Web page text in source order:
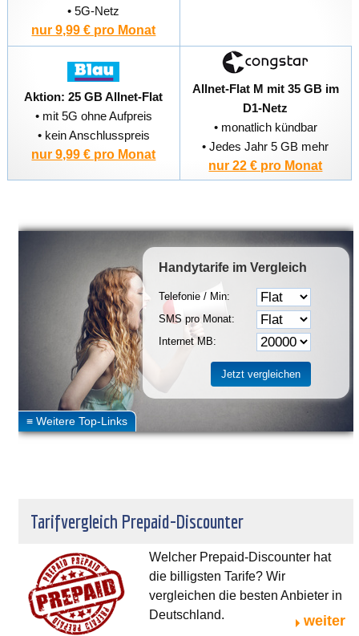
• 5G-Netz
nur 9,99 € pro Monat
Aktion: 25 GB Allnet-Flat
• mit 5G ohne Aufpreis
• kein Anschlusspreis
nur 9,99 € pro Monat
Allnet-Flat M mit 35 GB im
D1-Netz
• monatlich kündbar
• Jedes Jahr 5 GB mehr
nur 22 € pro Monat
Handytarife im Vergleich
Telefonie / Min:
SMS pro Monat:
Internet MB:
Tarifvergleich Prepaid-Discounter
Welcher Prepaid-Discounter hat
die billigsten Tarife? Wir
vergleichen die besten Anbieter in
Deutschland.
weiter